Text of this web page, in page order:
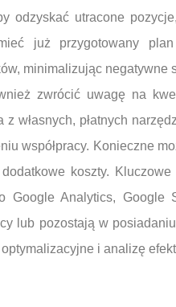
odzyskać utracone
już przygotowany
minimalizując negatywne
zwrócić uwagę na
z własnych, płatnych
współpracy. Konieczne
koszty.
Google Analytics, Google
lub pozostają w
optymalizacyjne i analizę